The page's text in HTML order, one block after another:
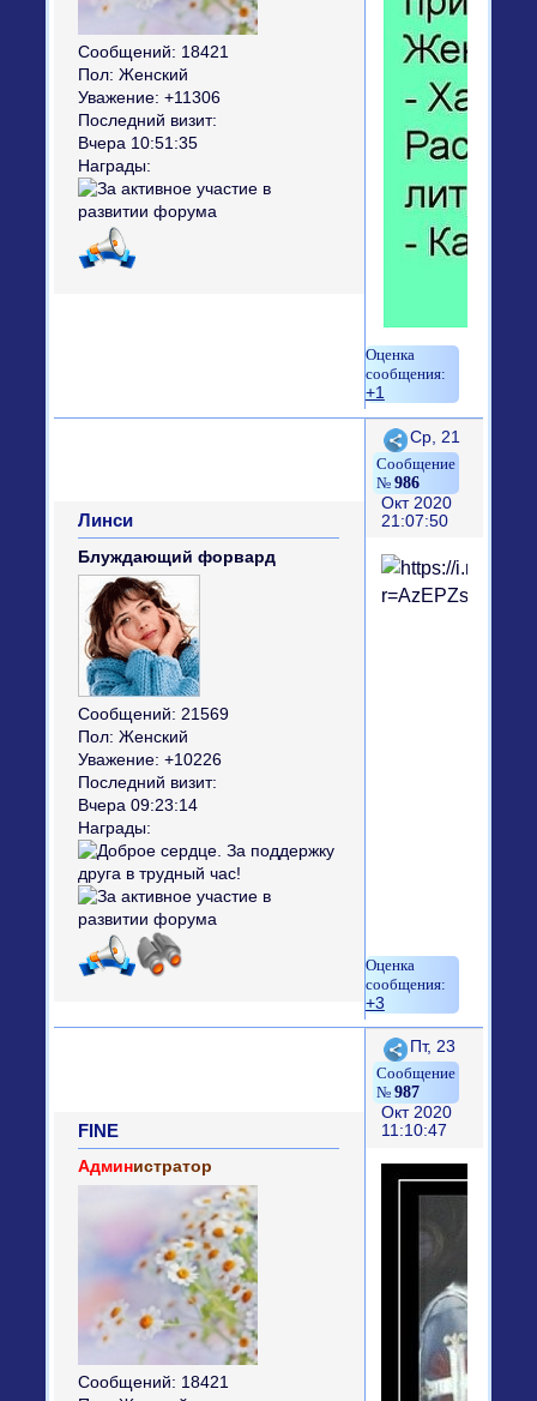
Сообщений: 18421
Пол: Женский
Уважение: +11306
Последний визит:
Вчера 10:51:35
Награды:
+1
Поделиться
986
Ср, 21
Окт 2020
21:07:50
Линси
Блуждающий форвард
Сообщений: 21569
Пол: Женский
Уважение: +10226
Последний визит:
Вчера 09:23:14
Награды:
+3
Поделиться
987
Пт, 23
Окт 2020
11:10:47
FINE
Администратор
Сообщений: 18421